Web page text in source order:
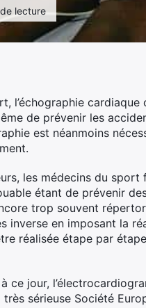
lecture
l’échographie
de prévenir les
est néanmoins
les médecins du
étant de prévenir
trop souvent
inverse en imposant la
réalisée étape par
ce jour,
sérieuse Société